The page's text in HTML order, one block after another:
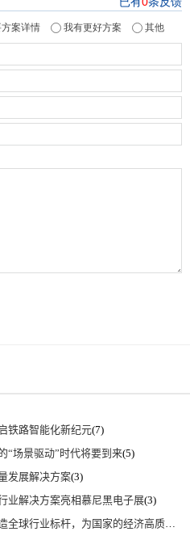
铁路智能化新纪元(7)
“场景驱动”时代将要到来(5)
发展解决方案(3)
业解决方案亮相慕尼黑电子展(3)
质量发展贡献更大力量|上海电气集团党委书记、董事长吴磊来访